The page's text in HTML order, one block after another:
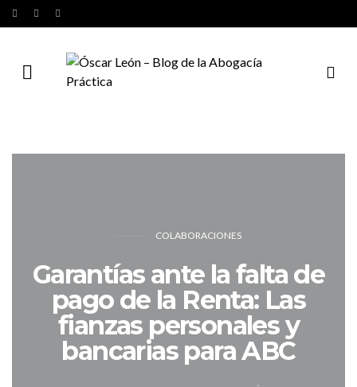
COLABORACIONES
Garantías ante la falta de
pago de la Renta: Las
fianzas personales y
bancarias para ABC